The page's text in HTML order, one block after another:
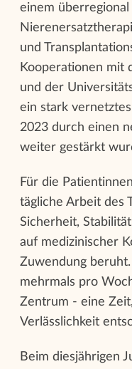
einem
und
Kooperationen mit
und der
ein stark
2023 durch einen
weiter gestärkt
Für die
tägliche Arbeit des
Sicherheit,
auf medizinischer
Zuwendung
mehrmals pro
Zentrum - eine
Verlässlichkeit
Beim diesjährigen